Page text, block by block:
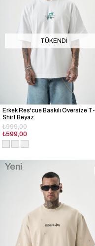
TÜKENDI
Erkek Res'cue Baskılı Oversize T-
Shirt Beyaz
₺599,00
₺999,00
Yeni